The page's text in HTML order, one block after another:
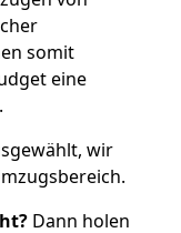
somit
eine
wir
Dann holen